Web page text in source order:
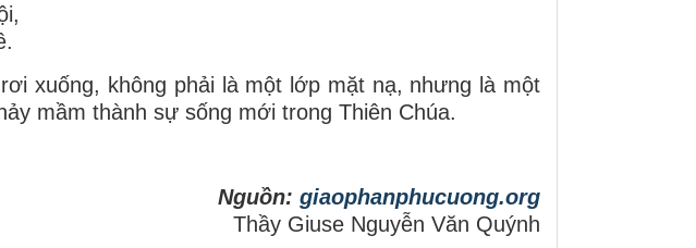
xuống, không phải là một lớp mặt nạ, nhưng là một
mầm thành sự sống mới trong Thiên Chúa.
Nguồn: giaophanphucuong.org
Thầy Giuse Nguyễn Văn Quýnh